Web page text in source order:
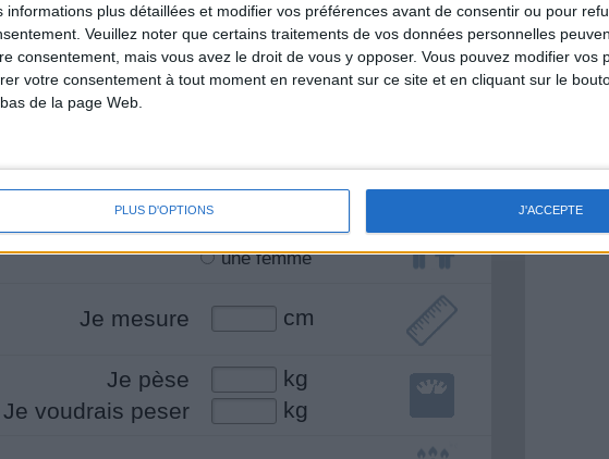
informations plus détaillées et modifier vos préférences avant de consentir ou pour
Veuillez noter que certains traitements de vos données personnelles
consentement, mais vous avez le droit de vous y opposer. Vous pouvez modifier vos
votre consentement à tout moment en revenant sur ce site et en cliquant sur le
de la page Web.
PLUS D'OPTIONS J'ACCEPTE
Service-client et de la Communauté Savoir Maigrir vous
semaine à vous rapprocher sereinement de votre objectif
bilan minceur(env. 2 min)
Je suis
un homme
une femme
Je mesure cm
Je pèse
kg
Je voudrais peser
kg